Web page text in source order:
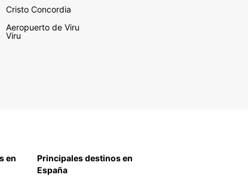
Cristo Concordia
Aeropuerto de Viru
Viru
en
Principales destinos en
España